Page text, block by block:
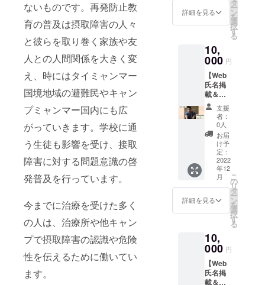
ないものです。再発防止教
育の普及は摂取障害の人々
と彼らを取り巻く家族や友
人との人間関係を大きく変
え、時にはタイミャンマー
国境地域の避難民やキャン
プミャンマー国内にも広
がっていきます。学校に通
う生徒も影響を受け、接取
障害に対する問題意識の啓
発普及を行っています。
今までに治療を受けた多く
の人は、治療所や他キャン
プで摂取障害の認識や危険
性を伝えるために働いてい
ます。
方にポ
スト
かがで
しょう
か。
ニアで
ダジ」
のレシ
ピで
す。マ
ンダジ
はドー
ナツの
ような
お菓子
です。
REIで
は、避
難民能
力開発
プログ
ラムを
支援し
出身の
避難民
がマン
ダジ販
売店を
いたし
ます。
※支援
ず備考
欄に掲
載を希
望され
るお名
前をご
記入く
ださ
い。ご
希望さ
れない
場合、
その旨
ご記入
くださ
い。 ・
ニュー
持ちを
込め
て、REI
の活動
をご報
詳細を見る
タ
ー
ン
を
選
択
す
る
10,
000 円
【Web
氏名掲
載＆ポ
スト
カー
ド】 ・
Web氏
名掲載
REIの
Webサ
イトに
氏名を
掲載い
たしま
す。 ※
支援
ず備考
欄に掲
載を希
望され
るお名
支援
者：
0人
お届
け予
定：
2022
年12
月
詳細を見る
こ
の
リ
タ
ー
ン
を
選
択
す
る
10,
000 円
【Web
氏名掲
載＆レ